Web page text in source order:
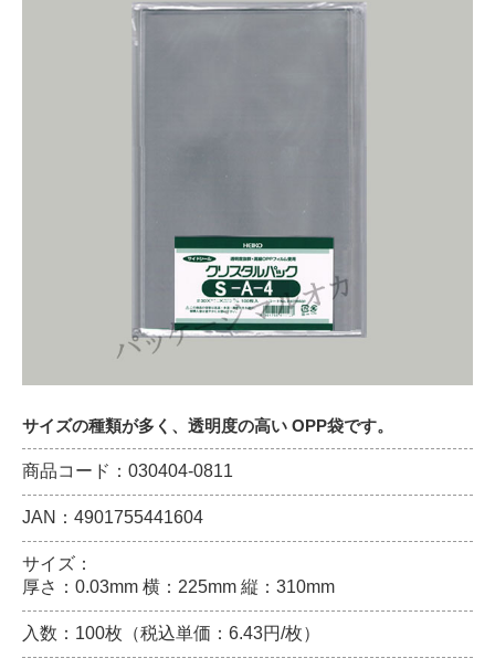
サイズの種類が多く、透明度の高い OPP袋です。
商品コード：030404-0811
JAN：4901755441604
サイズ：
厚さ：0.03mm 横：225mm 縦：310mm
入数：100枚（税込単価：6.43円/枚）